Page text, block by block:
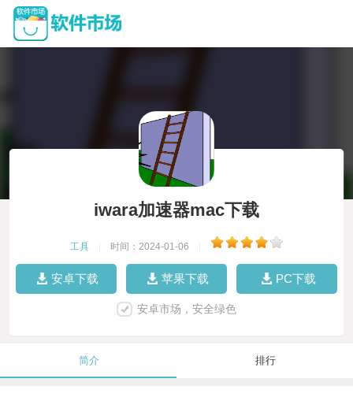
iwara加速器mac下载
工具 时间：2024-01-06
安卓下载 苹果下载 PC下载
安卓市场，安全绿色
简介 排行